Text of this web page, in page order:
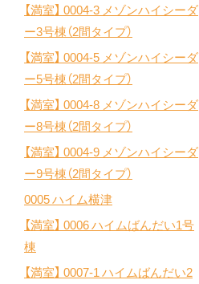
【満室】 0004-3 メゾンハイシーダ
ー3号棟（2間タイプ）
【満室】 0004-5 メゾンハイシーダ
ー5号棟（2間タイプ）
【満室】 0004-8 メゾンハイシーダ
ー8号棟（2間タイプ）
【満室】 0004-9 メゾンハイシーダ
ー9号棟（2間タイプ）
0005 ハイム横津
【満室】 0006 ハイムばんだい1号
棟
【満室】 0007-1 ハイムばんだい2